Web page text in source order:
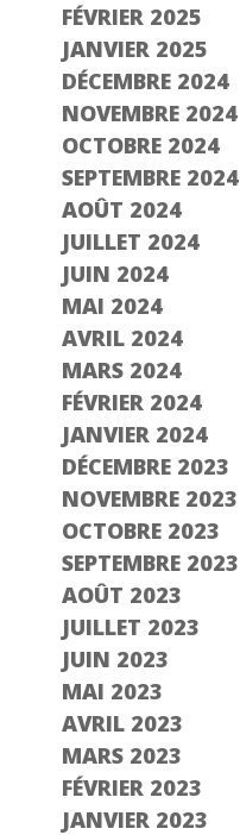
FÉVRIER 2025
JANVIER 2025
DÉCEMBRE 2024
NOVEMBRE 2024
OCTOBRE 2024
SEPTEMBRE 2024
AOÛT 2024
JUILLET 2024
JUIN 2024
MAI 2024
AVRIL 2024
MARS 2024
FÉVRIER 2024
JANVIER 2024
DÉCEMBRE 2023
NOVEMBRE 2023
OCTOBRE 2023
SEPTEMBRE 2023
AOÛT 2023
JUILLET 2023
JUIN 2023
MAI 2023
AVRIL 2023
MARS 2023
FÉVRIER 2023
JANVIER 2023